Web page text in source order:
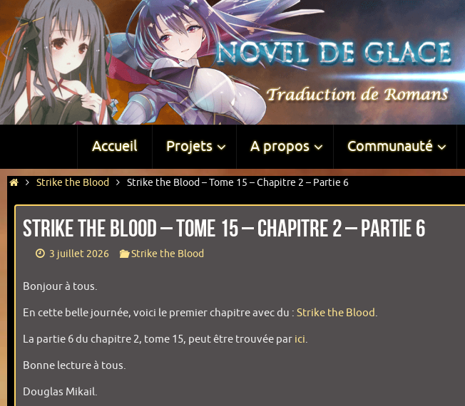
Accueil Projets A propos Communauté
Strike the Blood Strike the Blood – Tome 15 – Chapitre 2 – Partie 6
Strike the Blood – Tome 15 – Chapitre 2 – Partie 6
3 juillet 2026 Strike the Blood
Bonjour à tous.
En cette belle journée, voici le premier chapitre avec du : Strike the Blood.
La partie 6 du chapitre 2, tome 15, peut être trouvée par ici.
Bonne lecture à tous.
Douglas Mikail.